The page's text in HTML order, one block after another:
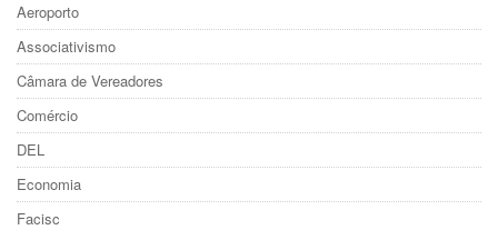
Aeroporto
Associativismo
Câmara de Vereadores
Comércio
DEL
Economia
Facisc